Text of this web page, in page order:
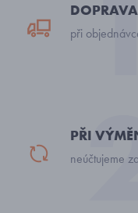
při
PŘI
neúčtujeme